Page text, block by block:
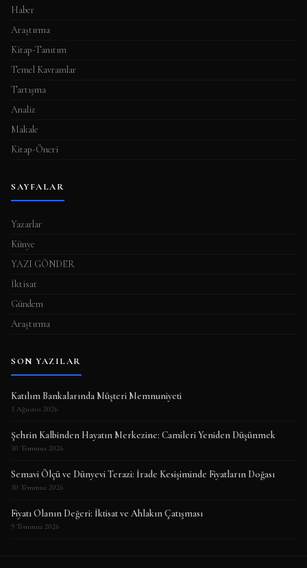
Haber
Araştırma
Kitap-Tanıtım
Temel Kavramlar
Tartışma
Analiz
Makale
Kitap-Öneri
SAYFALAR
Yazarlar
Künye
YAZI GÖNDER
İktisat
Gündem
Araştırma
SON YAZILAR
Katılım Bankalarında Müşteri Memnuniyeti
3 Ağustos 2026
Şehrin Kalbinden Hayatın Merkezine: Camileri Yeniden Düşünmek
30 Temmuz 2026
Semavi Ölçü ve Dünyevi Terazi: İrade Kesişiminde Fiyatların Doğası
30 Temmuz 2026
Fiyatı Olanın Değeri: İktisat ve Ahlakın Çatışması
9 Temmuz 2026